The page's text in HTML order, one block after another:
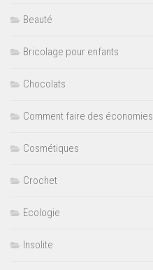
Beauté
Bricolage pour enfants
Chocolats
Comment faire des économies
Cosmétiques
Crochet
Ecologie
Insolite